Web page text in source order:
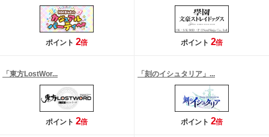
ポイント 2倍 ポイント 2倍
「東方LostWor...
ポイント 2倍
「刻のイシュタリア」...
ポイント 2倍